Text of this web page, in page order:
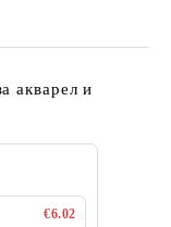
акварел и
€6.02